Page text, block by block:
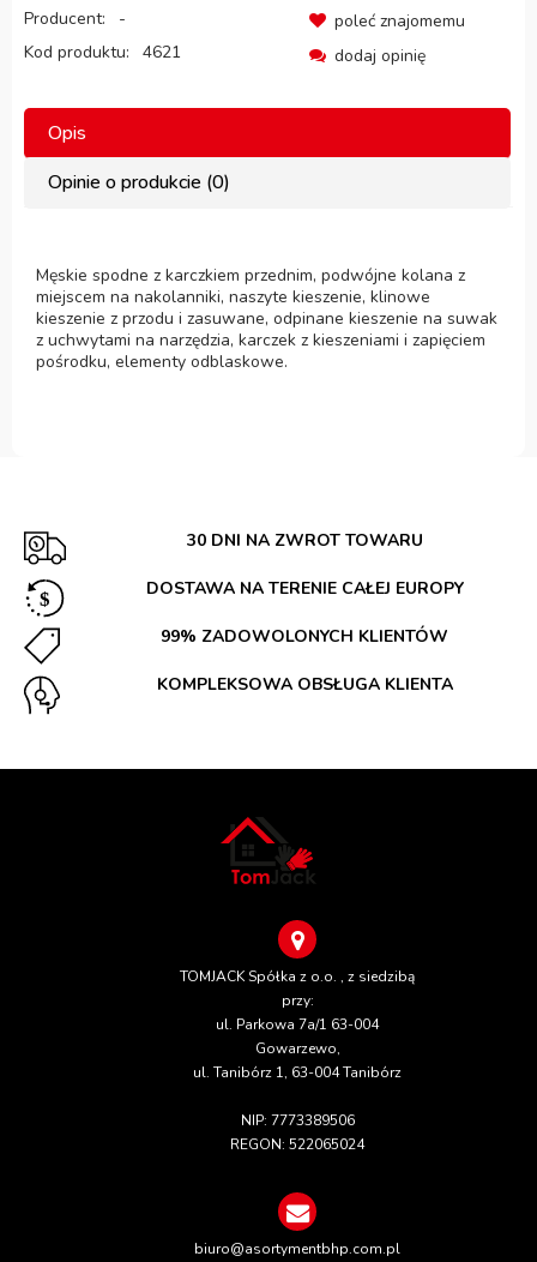
Producent:
-
Kod produktu:
4621
poleć znajomemu
dodaj opinię
Opis
Opinie o produkcie (0)
Męskie spodne z karczkiem przednim, podwójne kolana z
miejscem na nakolanniki, naszyte kieszenie, klinowe
kieszenie z przodu i zasuwane, odpinane kieszenie na suwak
z uchwytami na narzędzia, karczek z kieszeniami i zapięciem
pośrodku, elementy odblaskowe.
30 DNI NA ZWROT TOWARU
DOSTAWA NA TERENIE CAŁEJ EUROPY
99% ZADOWOLONYCH KLIENTÓW
KOMPLEKSOWA OBSŁUGA KLIENTA
TOMJACK Spółka z o.o. , z siedzibą
przy:
ul. Parkowa 7a/1 63-004
Gowarzewo,
ul. Tanibórz 1, 63-004 Tanibórz
NIP: 7773389506
REGON: 522065024
biuro@asortymentbhp.com.pl